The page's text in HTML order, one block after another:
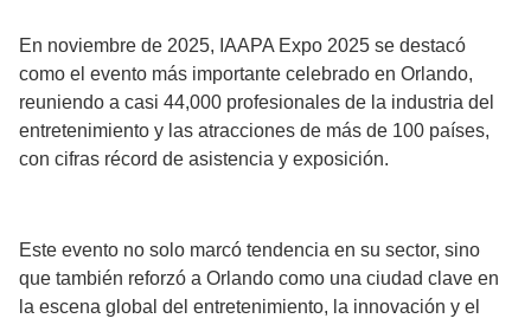
En noviembre de 2025, IAAPA Expo 2025 se destacó
como el evento más importante celebrado en Orlando,
reuniendo a casi 44,000 profesionales de la industria del
entretenimiento y las atracciones de más de 100 países,
con cifras récord de asistencia y exposición.
Este evento no solo marcó tendencia en su sector, sino
que también reforzó a Orlando como una ciudad clave en
la escena global del entretenimiento, la innovación y el